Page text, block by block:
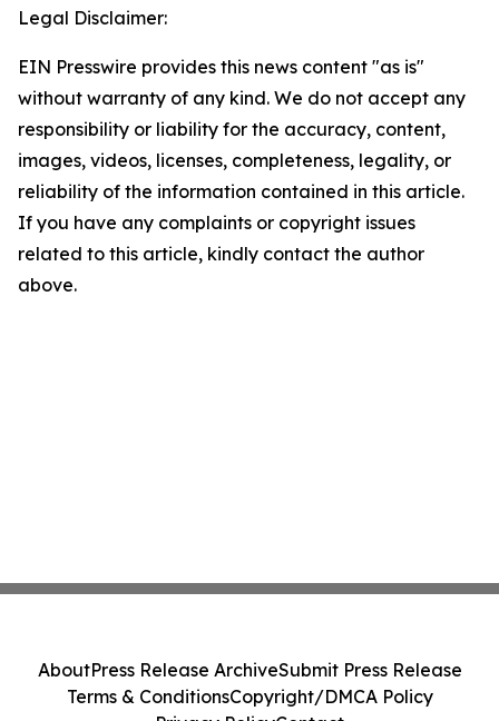
Legal Disclaimer:
EIN Presswire provides this news content "as is"
without warranty of any kind. We do not accept any
responsibility or liability for the accuracy, content,
images, videos, licenses, completeness, legality, or
reliability of the information contained in this article.
If you have any complaints or copyright issues
related to this article, kindly contact the author
above.
AboutPress Release ArchiveSubmit Press Release
Terms & ConditionsCopyright/DMCA Policy